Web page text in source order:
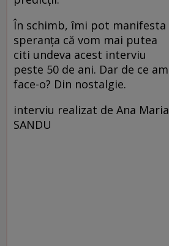
În schimb, îmi pot manifesta
speranța că vom mai putea
citi undeva acest interviu
peste 50 de ani. Dar de ce am
face-o? Din nostalgie.
interviu realizat de Ana Maria
SANDU